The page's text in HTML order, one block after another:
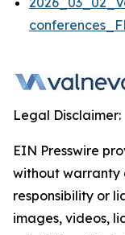
Legal Disclaimer:
EIN Presswire
without warranty
responsibility or
images, videos,